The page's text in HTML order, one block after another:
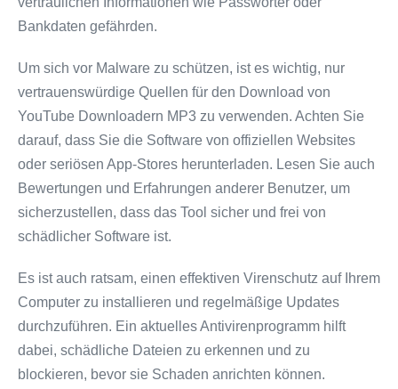
Bankdaten gefährden.
Um sich vor Malware zu schützen, ist es wichtig, nur
vertrauenswürdige Quellen für den Download von
YouTube Downloadern MP3 zu verwenden. Achten Sie
darauf, dass Sie die Software von offiziellen Websites
oder seriösen App-Stores herunterladen. Lesen Sie auch
Bewertungen und Erfahrungen anderer Benutzer, um
sicherzustellen, dass das Tool sicher und frei von
schädlicher Software ist.
Es ist auch ratsam, einen effektiven Virenschutz auf Ihrem
Computer zu installieren und regelmäßige Updates
durchzuführen. Ein aktuelles Antivirenprogramm hilft
dabei, schädliche Dateien zu erkennen und zu
blockieren, bevor sie Schaden anrichten können.